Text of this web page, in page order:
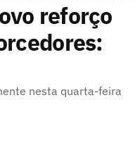
reforço
nesta quarta-feira